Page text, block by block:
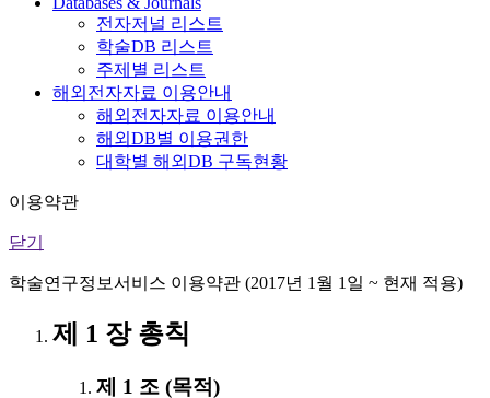
전자저널 리스트
학술DB 리스트
주제별 리스트
해외전자자료 이용안내
해외전자자료 이용안내
해외DB별 이용권한
대학별 해외DB 구독현황
이용약관
닫기
학술연구정보서비스 이용약관 (2017년 1월 1일 ~ 현재 적용)
제 1 장 총칙
제 1 조 (목적)